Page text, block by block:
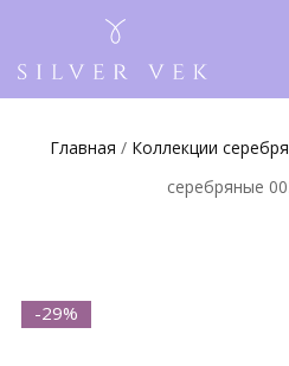
Главная / Коллекции
серебряные
-29%